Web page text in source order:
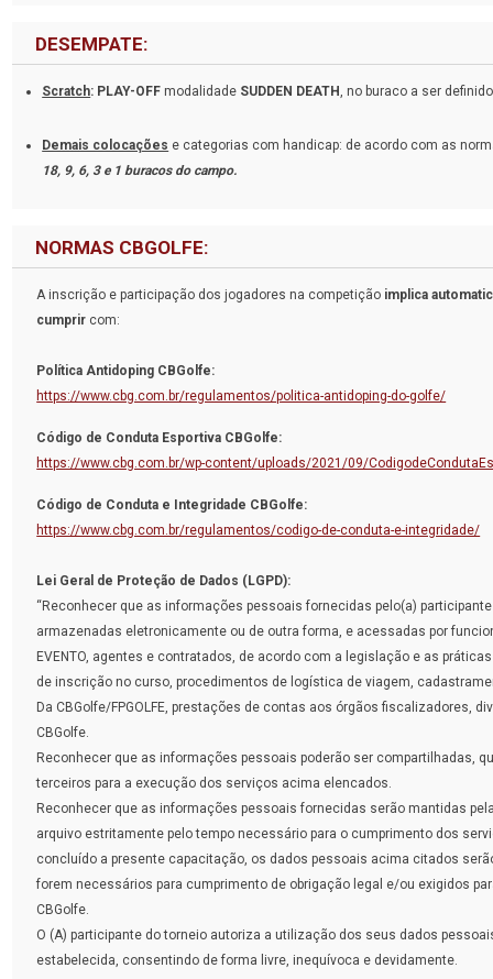
DESEMPATE:
Scratch: PLAY-OFF modalidade SUDDEN DEATH, no buraco a ser
Demais colocações e categorias com handicap: de acordo com as
18, 9, 6, 3 e 1 buracos do campo.
NORMAS CBGOLFE:
A inscrição e participação dos jogadores na competição implica
cumprir com:
Política Antidoping CBGolfe:
https://www.cbg.com.br/regulamentos/politica-antidoping-do-golfe/
Código de Conduta Esportiva CBGolfe:
https://www.cbg.com.br/wp-content/uploads/2021/09/
Código de Conduta e Integridade CBGolfe:
https://www.cbg.com.br/regulamentos/codigo-de-conduta-e-integridade/
Lei Geral de Proteção de Dados (LGPD):
“Reconhecer que as informações pessoais fornecidas pelo(a)
armazenadas eletronicamente ou de outra forma, e acessadas por
EVENTO, agentes e contratados, de acordo com a legislação e as
de inscrição no curso, procedimentos de logística de viagem,
Da CBGolfe/FPGOLFE, prestações de contas aos órgãos fiscalizadores,
CBGolfe.
Reconhecer que as informações pessoais poderão ser compartilhadas,
terceiros para a execução dos serviços acima elencados.
Reconhecer que as informações pessoais fornecidas serão mantidas pela
arquivo estritamente pelo tempo necessário para o cumprimento dos
concluído a presente capacitação, os dados pessoais acima citados
forem necessários para cumprimento de obrigação legal e/ou exigidos
CBGolfe.
O (A) participante do torneio autoriza a utilização dos seus dados
estabelecida, consentindo de forma livre, inequívoca e devidamente.